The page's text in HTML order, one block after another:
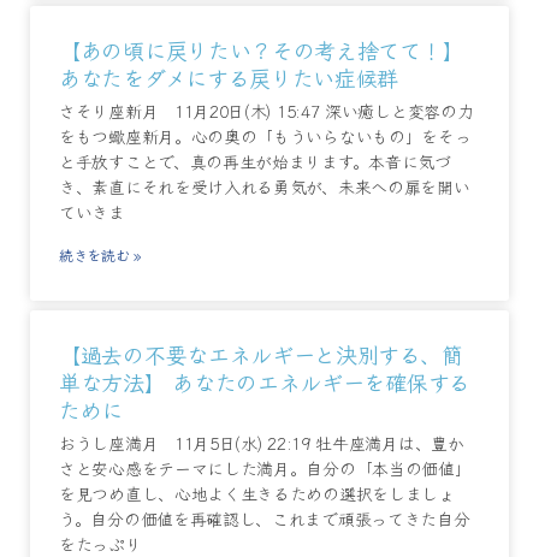
【あの頃に戻りたい？その考え捨てて！】
あなたをダメにする戻りたい症候群
さそり座新月 11月20日(木) 15:47 深い癒しと変容の力
をもつ蠍座新月。心の奥の「もういらないもの」をそっ
と手放すことで、真の再生が始まります。本音に気づ
き、素直にそれを受け入れる勇気が、未来への扉を開い
ていきま
続きを読む »
【過去の不要なエネルギーと決別する、簡
単な方法】 あなたのエネルギーを確保する
ために
おうし座満月 11月5日(水) 22:19 牡牛座満月は、豊か
さと安心感をテーマにした満月。自分の「本当の価値」
を見つめ直し、心地よく生きるための選択をしましょ
う。自分の価値を再確認し、これまで頑張ってきた自分
をたっぷり